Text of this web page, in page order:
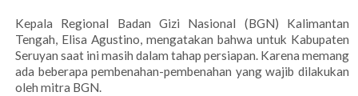
Kepala Regional Badan Gizi Nasional (BGN) Kalimantan
Tengah, Elisa Agustino, mengatakan bahwa untuk Kabupaten
Seruyan saat ini masih dalam tahap persiapan. Karena memang
ada beberapa pembenahan-pembenahan yang wajib dilakukan
oleh mitra BGN.